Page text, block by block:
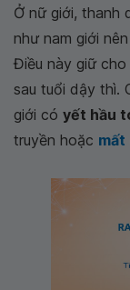
Ở nữ giới, thanh
như nam giới
Điều này giữ
sau tuổi dậy thì.
giới có yết hầu
truyền hoặc mất